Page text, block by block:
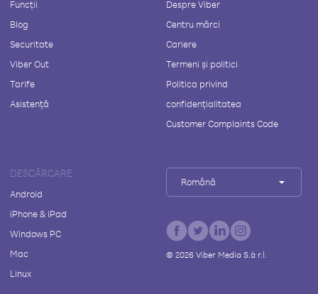
Funcții
Blog
Securitate
Viber Out
Tarife
Asistență
Despre Viber
Centru mărci
Cariere
Termeni și politici
Politica privind
confidențialitatea
Customer Complaints Code
DESCĂRCARE
Android
iPhone & iPad
Windows PC
Mac
Linux
Română
© 2026Viber Media S.à r.l.